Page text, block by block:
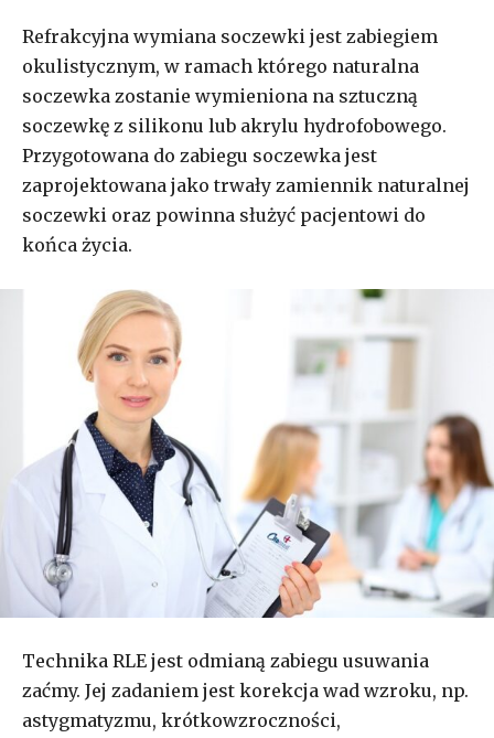
Refrakcyjna wymiana soczewki jest zabiegiem
okulistycznym, w ramach którego naturalna
soczewka zostanie wymieniona na sztuczną
soczewkę z silikonu lub akrylu hydrofobowego.
Przygotowana do zabiegu soczewka jest
zaprojektowana jako trwały zamiennik naturalnej
soczewki oraz powinna służyć pacjentowi do
końca życia.
Technika RLE jest odmianą zabiegu usuwania
zaćmy. Jej zadaniem jest korekcja wad wzroku, np.
astygmatyzmu, krótkowzroczności,